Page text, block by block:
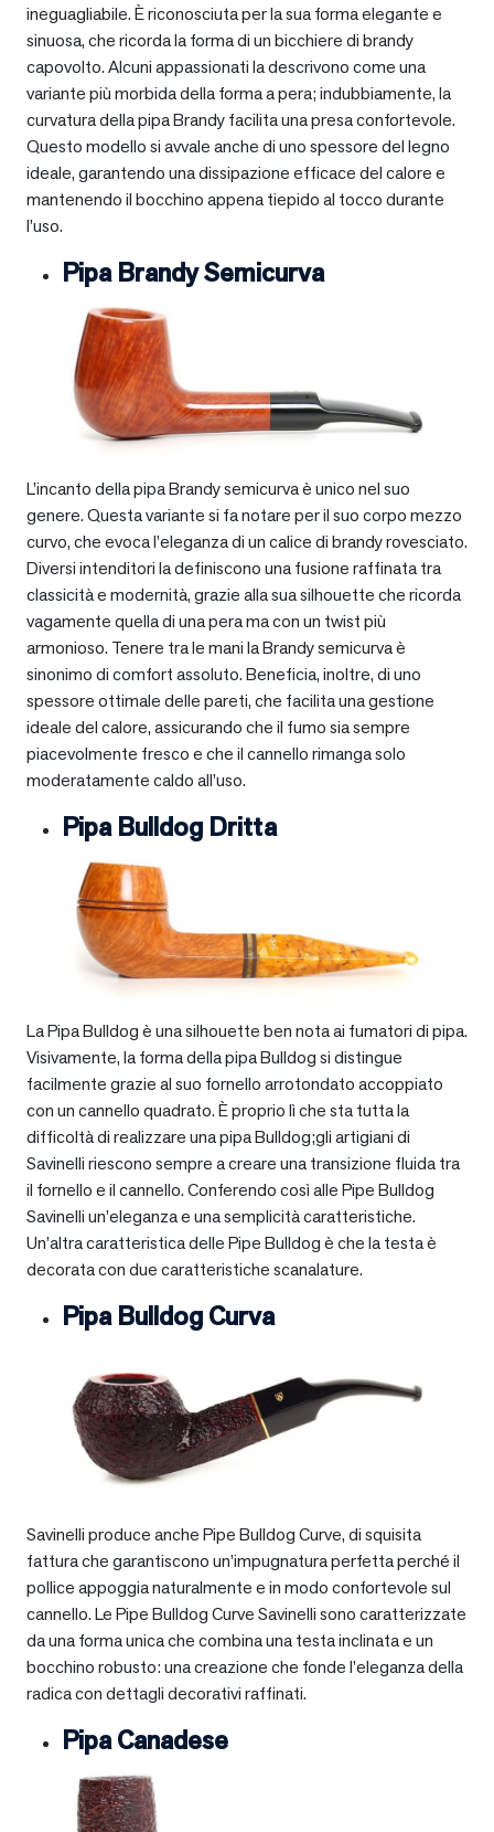
ineguagliabile. È riconosciuta per la sua forma elegante e
sinuosa, che ricorda la forma di un bicchiere di brandy
capovolto. Alcuni appassionati la descrivono come una
variante più morbida della forma a pera; indubbiamente, la
curvatura della pipa Brandy facilita una presa confortevole.
Questo modello si avvale anche di uno spessore del legno
ideale, garantendo una dissipazione efficace del calore e
mantenendo il bocchino appena tiepido al tocco durante
l’uso.
Pipa Brandy Semicurva
L’incanto della pipa Brandy semicurva è unico nel suo
genere. Questa variante si fa notare per il suo corpo mezzo
curvo, che evoca l’eleganza di un calice di brandy rovesciato.
Diversi intenditori la definiscono una fusione raffinata tra
classicità e modernità, grazie alla sua silhouette che ricorda
vagamente quella di una pera ma con un twist più
armonioso. Tenere tra le mani la Brandy semicurva è
sinonimo di comfort assoluto. Beneficia, inoltre, di uno
spessore ottimale delle pareti, che facilita una gestione
ideale del calore, assicurando che il fumo sia sempre
piacevolmente fresco e che il cannello rimanga solo
moderatamente caldo all’uso.
Pipa Bulldog Dritta
La Pipa Bulldog è una silhouette ben nota ai fumatori di pipa.
Visivamente, la forma della pipa Bulldog si distingue
facilmente grazie al suo fornello arrotondato accoppiato
con un cannello quadrato. È proprio lì che sta tutta la
difficoltà di realizzare una pipa Bulldog;gli artigiani di
Savinelli riescono sempre a creare una transizione fluida tra
il fornello e il cannello. Conferendo così alle Pipe Bulldog
Savinelli un’eleganza e una semplicità caratteristiche.
Un’altra caratteristica delle Pipe Bulldog è che la testa è
decorata con due caratteristiche scanalature.
Pipa Bulldog Curva
Savinelli produce anche Pipe Bulldog Curve, di squisita
fattura che garantiscono un’impugnatura perfetta perché il
pollice appoggia naturalmente e in modo confortevole sul
cannello. Le Pipe Bulldog Curve Savinelli sono caratterizzate
da una forma unica che combina una testa inclinata e un
bocchino robusto: una creazione che fonde l’eleganza della
radica con dettagli decorativi raffinati.
Pipa Canadese